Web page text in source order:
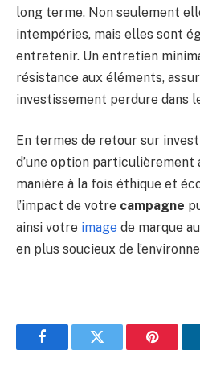
long terme. Non seulement
intempéries, mais elles sont
entretenir. Un entretien
résistance aux éléments,
investissement perdure dans
En termes de retour sur
d’une option particulièrement
manière à la fois éthique et
l’impact de votre campagne
ainsi votre image de marque
en plus soucieux de
FacebookTwitter